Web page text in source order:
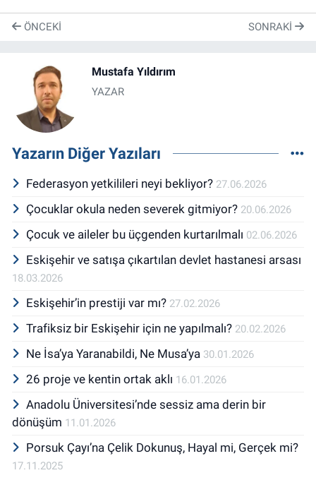
ÖNCEKI SONRAKI
Mustafa Yıldırım
YAZAR
Yazarın Diğer Yazıları
Federasyon yetkilileri neyi bekliyor? 27.06.2026
Çocuklar okula neden severek gitmiyor? 20.06.2026
Çocuk ve aileler bu üçgenden kurtarılmalı 02.06.2026
Eskişehir ve satışa çıkartılan devlet hastanesi arsası
18.03.2026
Eskişehir’in prestiji var mı? 27.02.2026
Trafiksiz bir Eskişehir için ne yapılmalı? 20.02.2026
Ne İsa’ya Yaranabildi, Ne Musa’ya 30.01.2026
26 proje ve kentin ortak aklı 16.01.2026
Anadolu Üniversitesi’nde sessiz ama derin bir
dönüşüm 11.01.2026
Porsuk Çayı’na Çelik Dokunuş, Hayal mi, Gerçek mi?
17.11.2025